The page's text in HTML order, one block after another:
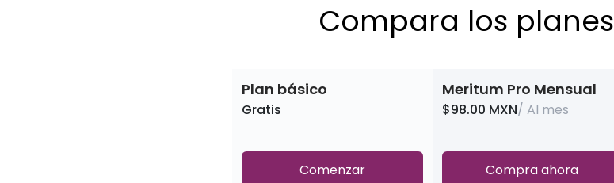
Compara los planes
Plan básico
Gratis
Comenzar
Meritum Pro Mensual
$98.00 MXN/ Al mes
Compra ahora